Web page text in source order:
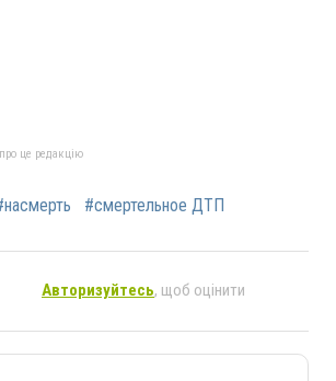
це редакцію
#смертельное ДТП
Авторизуйтесь, щоб оцінити